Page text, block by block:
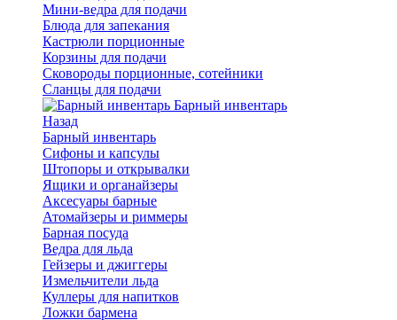
Мини-ведра для подачи
Блюда для запекания
Кастрюли порционные
Корзины для подачи
Сковороды порционные, сотейники
Сланцы для подачи
Барный инвентарь
Назад
Барный инвентарь
Сифоны и капсулы
Штопоры и открывалки
Ящики и органайзеры
Аксесуары барные
Атомайзеры и риммеры
Барная посуда
Ведра для льда
Гейзеры и джиггеры
Измельчители льда
Куллеры для напитков
Ложки бармена